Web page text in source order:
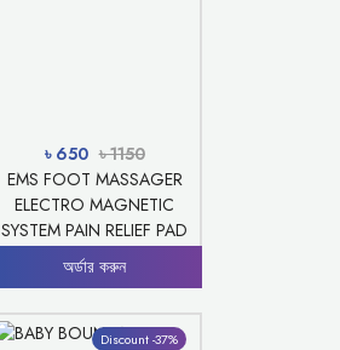
৳ 650 ৳ 1150
EMS FOOT MASSAGER
ELECTRO MAGNETIC
SYSTEM PAIN RELIEF PAD
অর্ডার করুন
Discount -37%